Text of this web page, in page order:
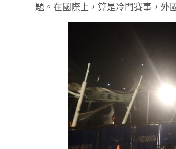
題。在國際上，算是冷門賽事，外